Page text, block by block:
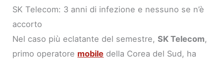
SK Telecom: 3 anni di infezione e nessuno se n’è
accorto
Nel caso più eclatante del semestre,SK Telecom,
primo operatore mobile della Corea del Sud, ha